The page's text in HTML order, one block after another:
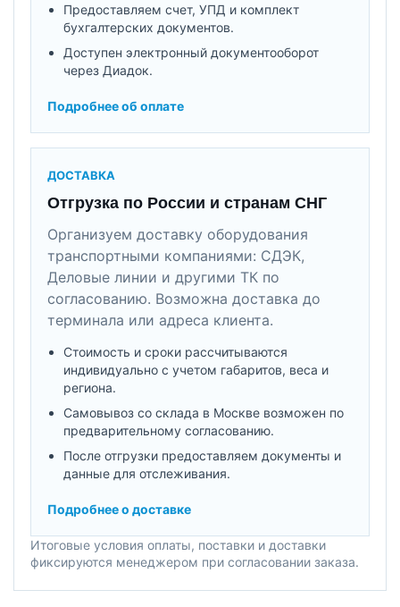
Предоставляем счет, УПД и комплект
бухгалтерских документов.
Доступен электронный документооборот
через Диадок.
Подробнее об оплате
ДОСТАВКА
Отгрузка по России и странам СНГ
Организуем доставку оборудования
транспортными компаниями: СДЭК,
Деловые линии и другими ТК по
согласованию. Возможна доставка до
терминала или адреса клиента.
Стоимость и сроки рассчитываются
индивидуально с учетом габаритов, веса и
региона.
Самовывоз со склада в Москве возможен по
предварительному согласованию.
После отгрузки предоставляем документы и
данные для отслеживания.
Подробнее о доставке
Итоговые условия оплаты, поставки и доставки
фиксируются менеджером при согласовании заказа.